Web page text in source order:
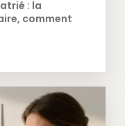
: la
comment